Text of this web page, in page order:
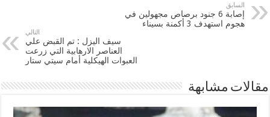
السابق
إصابة 6 جنود برصاص مجهولين في
هجوم استهدف 3 أكمنة بسيناء
التالي
سيف اليزل : تم القبض علي
العناصر الارهابية التي زرعت
العبوات الهيكلية أمام سيتي ستار
مقالات مشابهة